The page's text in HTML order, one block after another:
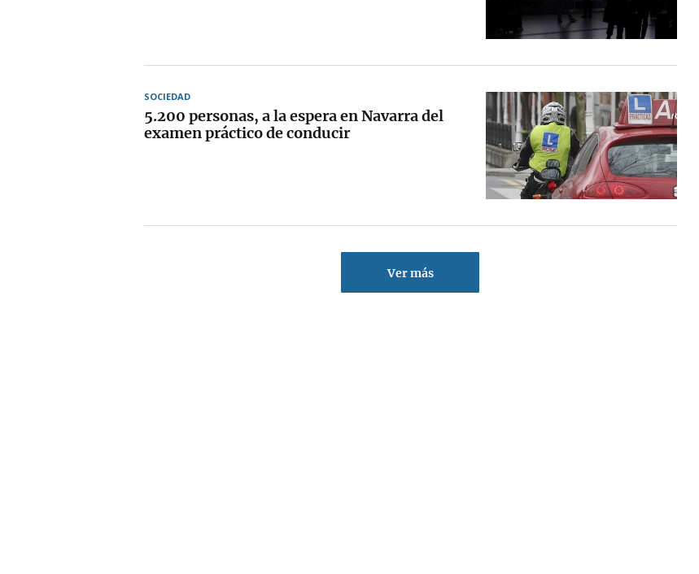
SOCIEDAD
5.200 personas, a la espera en Navarra del
examen práctico de conducir
Ver más